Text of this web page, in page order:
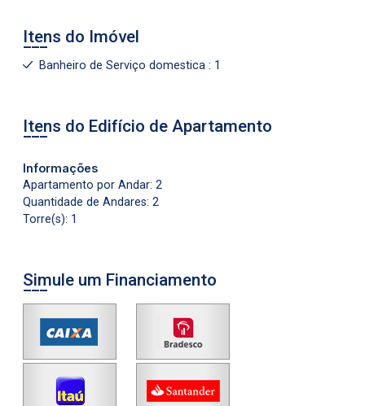
Itens do Imóvel
Banheiro de Serviço domestica : 1
Itens do Edifício de Apartamento
Informações
Apartamento por Andar: 2
Quantidade de Andares: 2
Torre(s): 1
Simule um Financiamento